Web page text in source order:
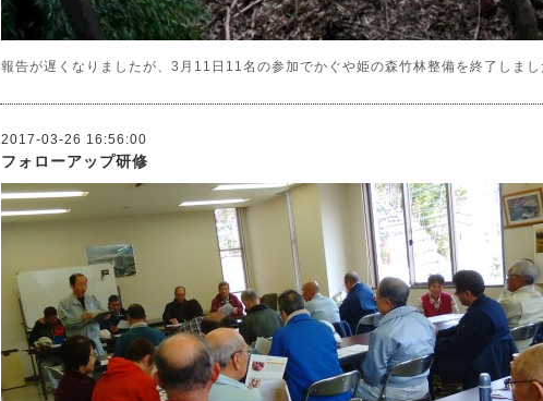
報告が遅くなりましたが、3月11日11名の参加でかぐや姫の森竹林整備を終了しま
2017-03-26 16:56:00
フォローアップ研修